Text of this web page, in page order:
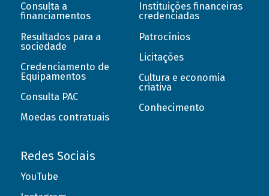
Consulta a
financiamentos
Resultados para a
sociedade
Credenciamento de
Equipamentos
Consulta PAC
Moedas contratuais
Instituições financeiras
credenciadas
Patrocínios
Licitações
Cultura e economia
criativa
Conhecimento
Redes Sociais
YouTube